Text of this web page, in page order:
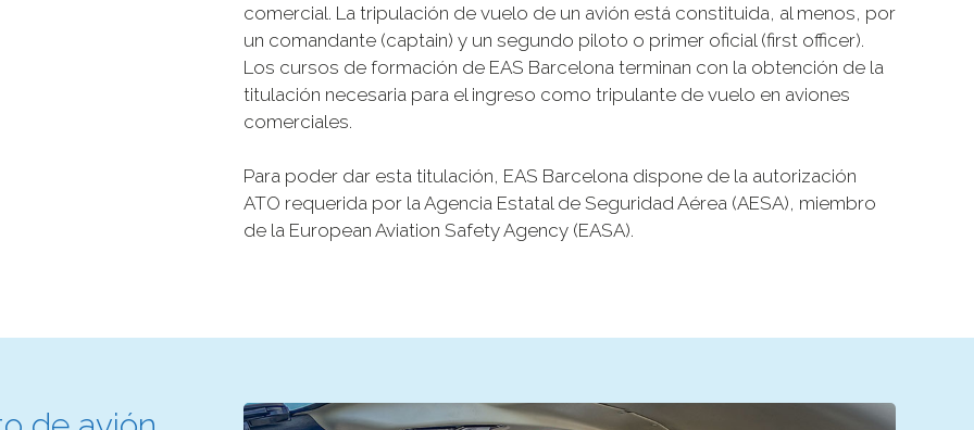
comercial. La tripulación de vuelo de un avión está constituida, al menos, por
un comandante (captain) y un segundo piloto o primer oficial (first officer).
Los cursos de formación de EAS Barcelona terminan con la obtención de la
titulación necesaria para el ingreso como tripulante de vuelo en aviones
comerciales.
Para poder dar esta titulación, EAS Barcelona dispone de la autorización
ATO requerida por la Agencia Estatal de Seguridad Aérea (AESA), miembro
de la European Aviation Safety Agency (EASA).